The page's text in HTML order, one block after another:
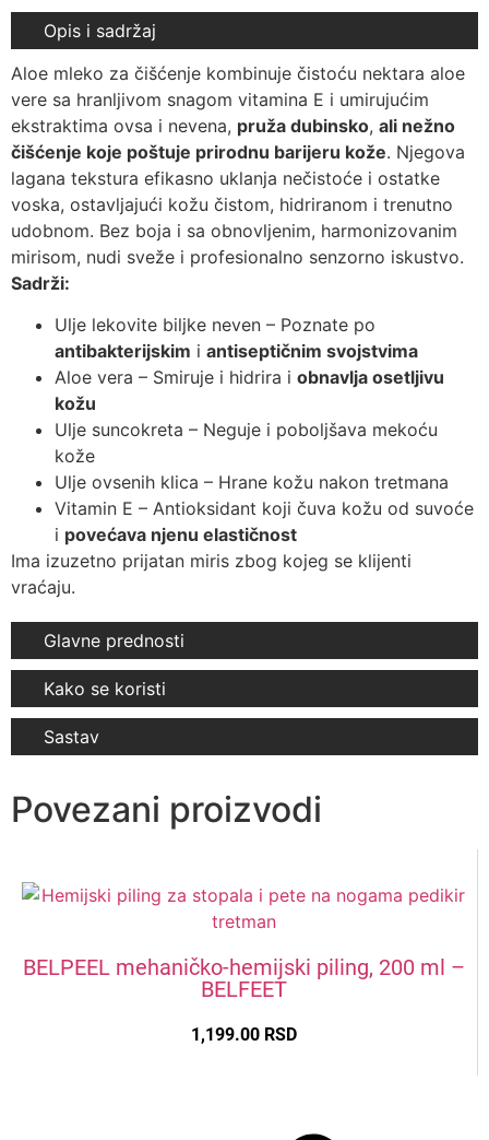
Opis i sadržaj
Aloe mleko za čišćenje kombinuje čistoću nektara aloe
vere sa hranljivom snagom vitamina E i umirujućim
ekstraktima ovsa i nevena, pruža dubinsko, ali nežno
čišćenje koje poštuje prirodnu barijeru kože. Njegova
lagana tekstura efikasno uklanja nečistoće i ostatke
voska, ostavljajući kožu čistom, hidriranom i trenutno
udobnom. Bez boja i sa obnovljenim, harmonizovanim
mirisom, nudi sveže i profesionalno senzorno iskustvo.
Sadrži:
Ulje lekovite biljke neven – Poznate po
antibakterijskim i antiseptičnim svojstvima
Aloe vera – Smiruje i hidrira i obnavlja osetljivu
kožu
Ulje suncokreta – Neguje i poboljšava mekoću
kože
Ulje ovsenih klica – Hrane kožu nakon tretmana
Vitamin E – Antioksidant koji čuva kožu od suvoće
i povećava njenu elastičnost
Ima izuzetno prijatan miris zbog kojeg se klijenti
vraćaju.
Glavne prednosti
Kako se koristi
Sastav
Povezani proizvodi
BELPEEL mehaničko-hemijski piling, 200 ml –
BELFEET
1,199.00 RSD